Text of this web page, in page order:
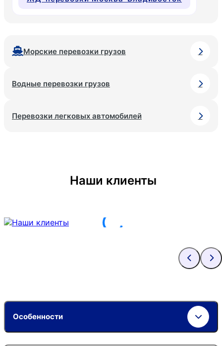
Морские перевозки грузов
Водные перевозки грузов
Перевозки легковых автомобилей
Наши клиенты
Особенности